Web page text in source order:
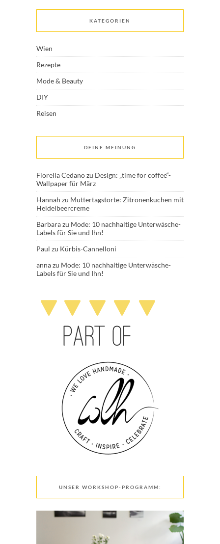
KATEGORIEN
Wien
Rezepte
Mode & Beauty
DIY
Reisen
DEINE MEINUNG
Fiorella Cedanozu Design: „time for coffee“-
Wallpaper für März
Hannah zu Muttertagstorte: Zitronenkuchen mit
Heidelbeercreme
Barbarazu Mode: 10 nachhaltige Unterwäsche-
Labels für Sie und Ihn!
Paul zu Kürbis-Cannelloni
annazu Mode: 10 nachhaltige Unterwäsche-
Labels für Sie und Ihn!
UNSER WORKSHOP-PROGRAMM: